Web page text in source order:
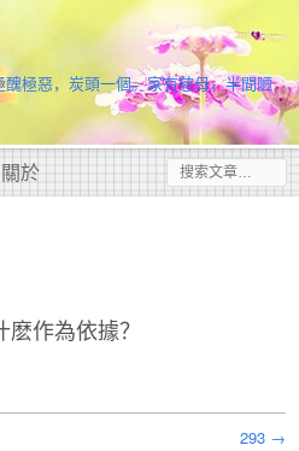
極惡，炭頭一個。家有慈母，半間陋
關於
作為依據？
293 →